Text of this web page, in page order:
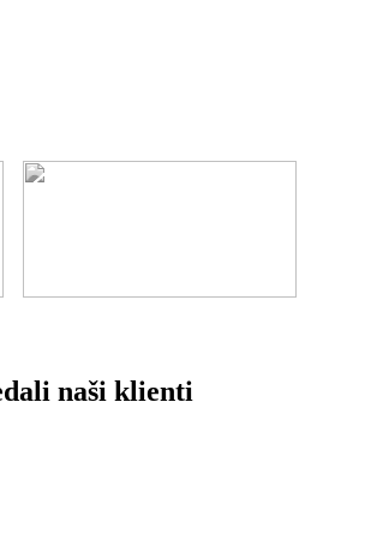
naši klienti